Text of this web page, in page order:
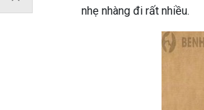
nhẹ nhàng đi rất nhiều.